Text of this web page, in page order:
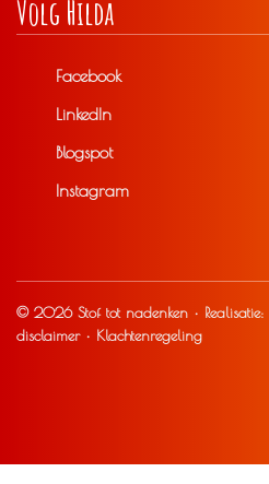
Volg Hilda
Facebook
LinkedIn
Blogspot
Instagram
© 2026 Stof tot nadenken • Realisatie:
disclaimer• Klachtenregeling